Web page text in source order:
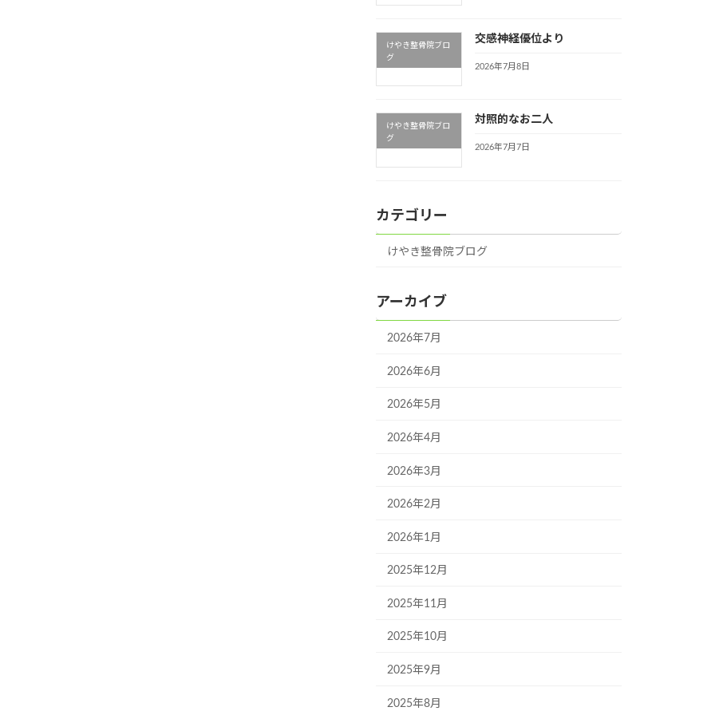
けやき整骨院ブロ
グ
交感神経優位より
2026年7月8日
けやき整骨院ブロ
グ
対照的なお二人
2026年7月7日
カテゴリー
けやき整骨院ブログ
アーカイブ
2026年7月
2026年6月
2026年5月
2026年4月
2026年3月
2026年2月
2026年1月
2025年12月
2025年11月
2025年10月
2025年9月
2025年8月